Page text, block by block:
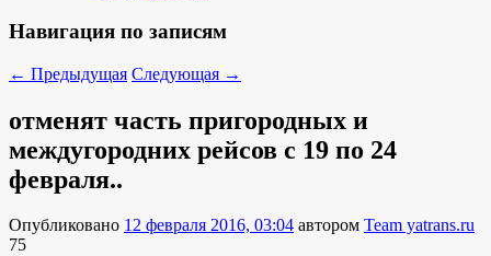
Навигация по записям
← Предыдущая Следующая →
отменят часть пригородных и
междугородних рейсов с 19 по 24
февраля..
Опубликовано 12 февраля 2016, 03:04 автором Team yatrans.ru
75